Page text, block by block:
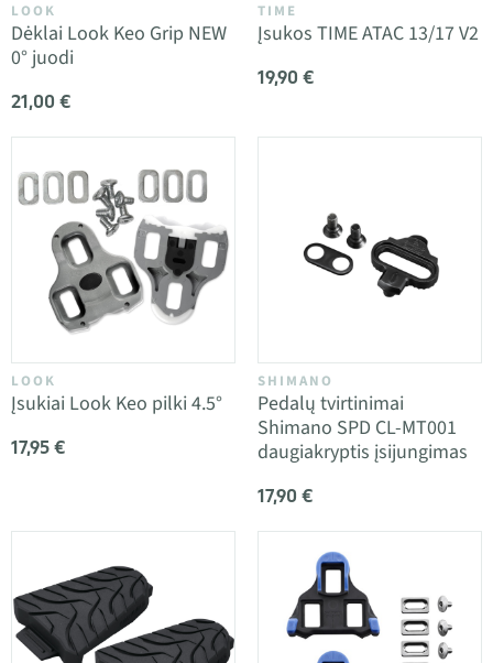
LOOK
Dėklai Look Keo Grip NEW
0° juodi
21,00 €
TIME
Įsukos TIME ATAC 13/17 V2
19,90 €
LOOK
Įsukiai Look Keo pilki 4.5°
17,95 €
SHIMANO
Pedalų tvirtinimai
Shimano SPD CL-MT001
daugiakryptis įsijungimas
17,90 €